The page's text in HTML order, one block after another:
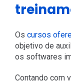
Os cursos
objetivo de
os softwares
Contando com